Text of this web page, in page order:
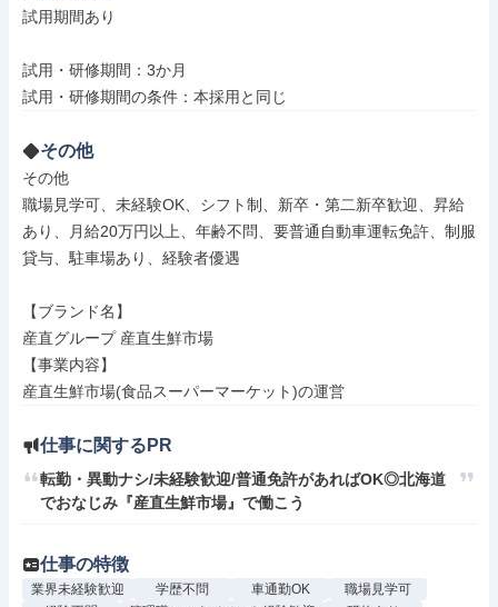
試用期間あり
試用・研修期間：3か月
その他
その他
職場見学可、未経験OK、シフト制、新卒・第二新卒歓迎、昇給
あり、月給20万円以上、年齢不問、要普通自動車運転免許、制服
貸与、駐車場あり、経験者優遇
【ブランド名】
産直グループ 産直生鮮市場
【事業内容】
産直生鮮市場(食品スーパーマーケット)の運営
仕事に関するPR
転勤・異動ナシ/未経験歓迎/普通免許があればOK◎北海道
でおなじみ『産直生鮮市場』で働こう
仕事の特徴
業界未経験歓迎 学歴不問 車通勤OK
職場見学可